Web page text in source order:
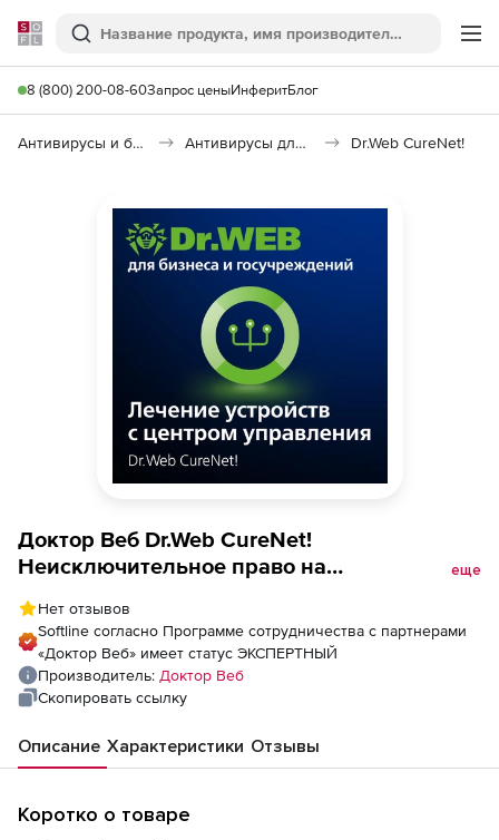
Softline
Поиск
8 (800) 200-08-60Запрос ценыИнферитБлог
Антивирусы и безопасность Антивирусы для организаций Dr.Web CureNet!
Доктор Веб Dr.Web CureNet!
Неисключительное право на
станций
еще
Нет отзывов
Softline согласно Программе сотрудничества с партнерами
«Доктор Веб» имеет статус ЭКСПЕРТНЫЙ
Производитель: Доктор Веб
Скопировать ссылку
Описание Характеристики Отзывы
Коротко о товаре